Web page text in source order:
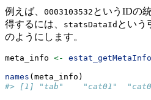
例えば、 0003103532 というIDの
得するには、
statsDataId という
のようにします。
meta_info <- estat_getMetaInfo
names (meta_info)
#> [1] "tab"    "cat01"